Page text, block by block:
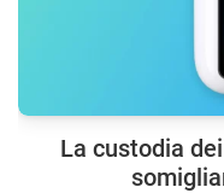
La custodia